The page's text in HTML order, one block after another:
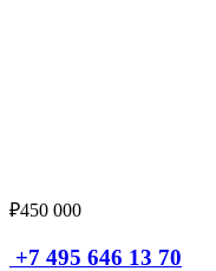
₽450 000
+7 495 646 13 70